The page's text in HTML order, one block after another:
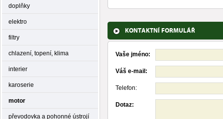
doplňky
elektro
filtry
chlazení, topení, klima
interier
karoserie
motor
převodovka a pohonné ústrojí
KONTAKTNÍ FORMULÁŘ
Vaše jméno:
Váš e-mail:
Telefon:
Dotaz: